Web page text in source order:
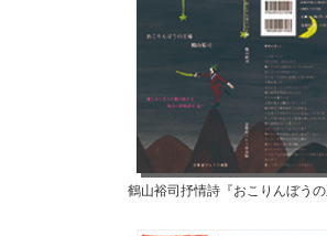
鶴山裕司抒情詩『おこりんぼうの